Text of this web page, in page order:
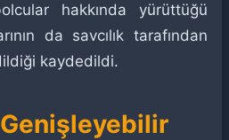
hakkında yürüttüğü
da savcılık tarafından
kaydedildi.